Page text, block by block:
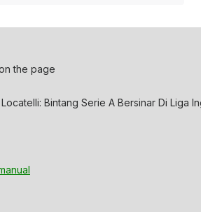
the page
Bintang Serie A Bersinar Di Liga